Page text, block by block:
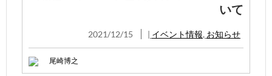
いて
2021/12/15 | イベント情報, お知らせ
尾崎博之